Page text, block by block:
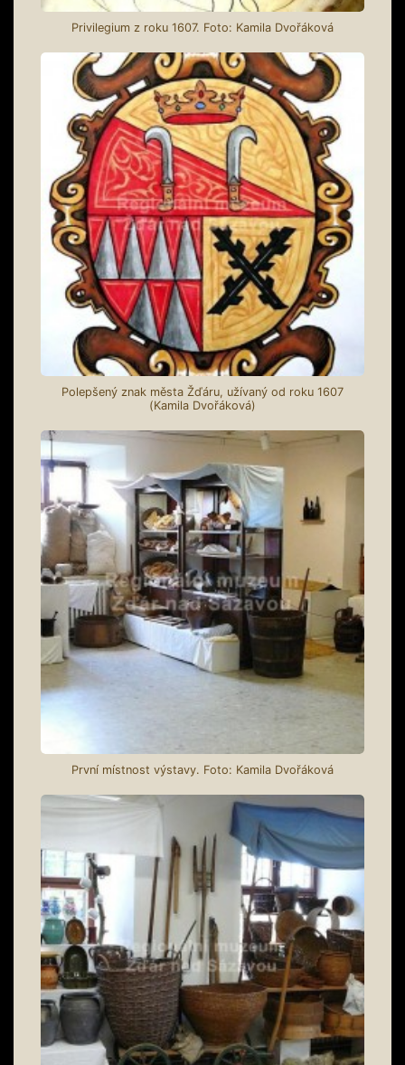
Privilegium z roku 1607. Foto: Kamila Dvořáková
Polepšený znak města Žďáru, užívaný od roku 1607
(Kamila Dvořáková)
První místnost výstavy. Foto: Kamila Dvořáková